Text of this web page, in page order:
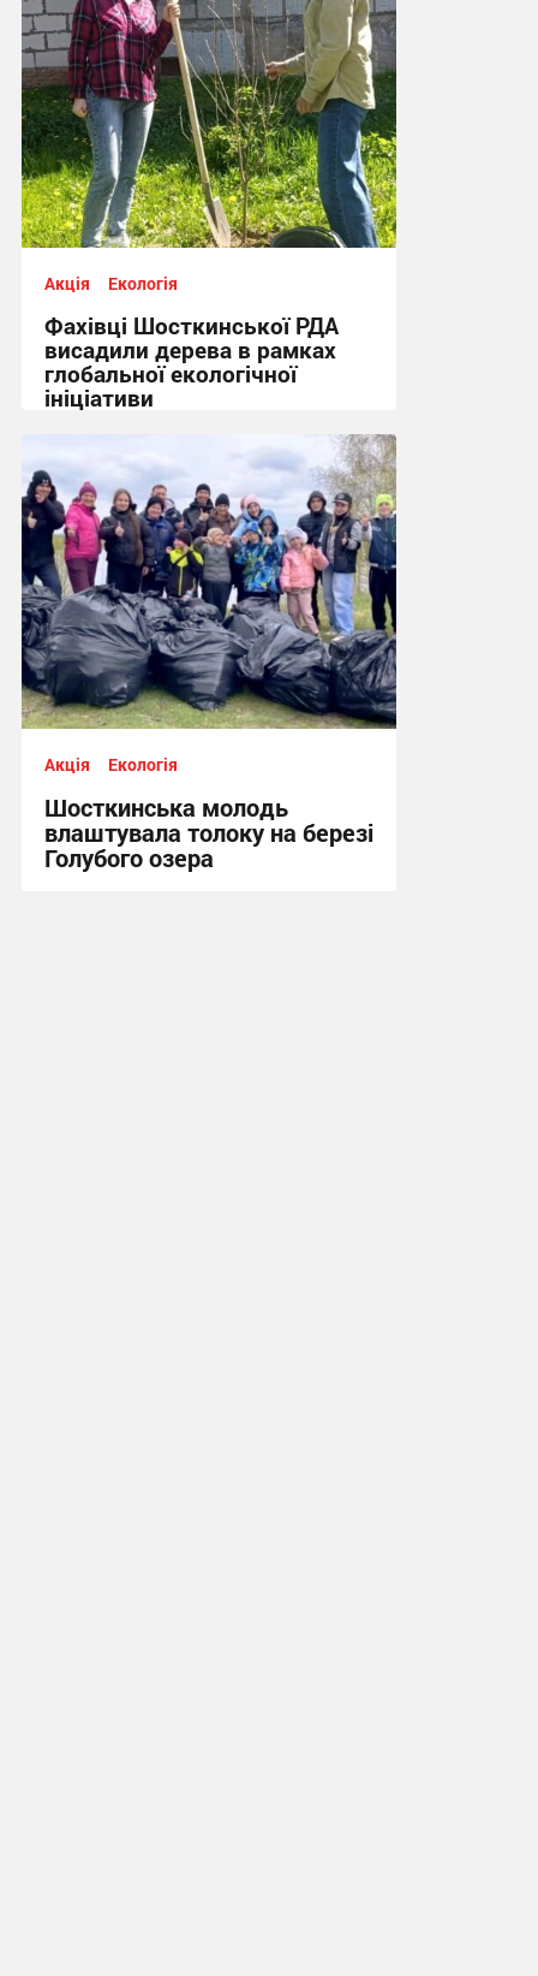
Акція Екологія
Фахівці Шосткинської РДА
висадили дерева в рамках
глобальної екологічної
ініціативи
09:23, 8.05.2026
Акція Екологія
Шосткинська молодь
влаштувала толоку на березі
Голубого озера